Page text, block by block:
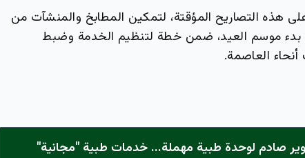
هذه التصاريح المؤقتة، لتمكين المطابخ والمنشآت من
موسم العيد، ضمن خطة لتنظيم الخدمة وضبط
العاصمة.
صادم لوحدة طبية مهملة... خدمات طبية "مجانية"